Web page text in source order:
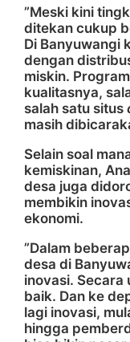
”Meski kini
ditekan cukup
Di Banyuwangi
dengan
miskin.
kualitasnya,
salah satu situs
masih
Selain soal
kemiskinan,
desa juga
membikin
ekonomi.
”Dalam
desa di
inovasi.
baik. Dan ke
lagi inovasi,
hingga